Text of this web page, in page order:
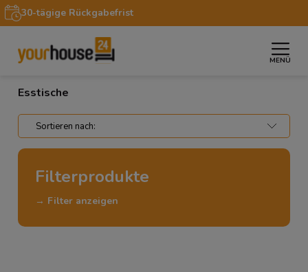
30-tägige Rückgabefrist
MENÜ
Startseite » Möbel
Esstische
Filterprodukte
→ Filter anzeigen